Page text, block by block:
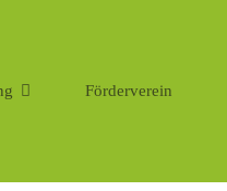
Förderverein